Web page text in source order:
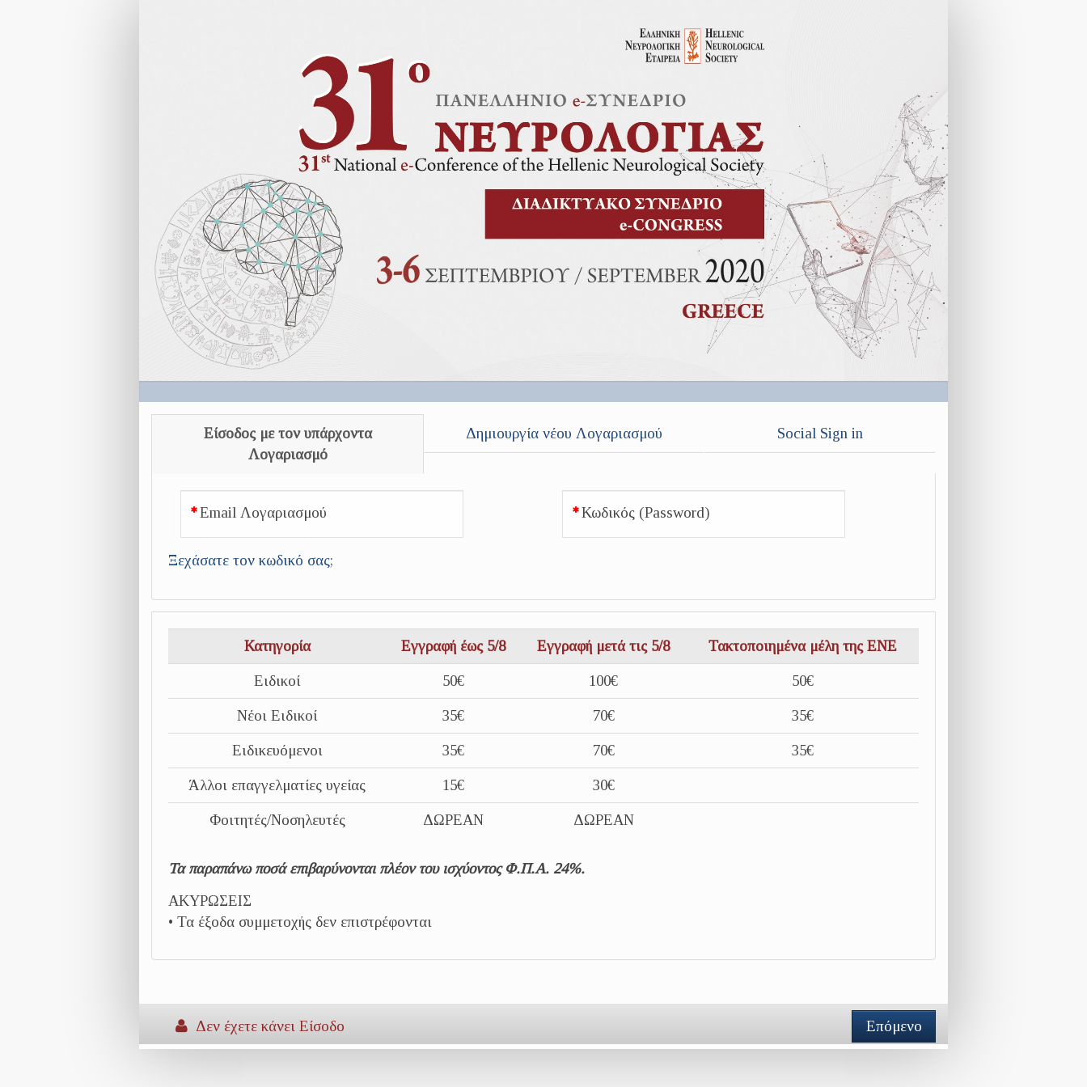
Είσοδος με τον υπάρχοντα
Λογαριασμό
Δημιουργία νέου Λογαριασμού Social Sign in
Email Λογαριασμού Κωδικός (Password)
Ξεχάσατε τον κωδικό σας;
Κατηγορία Εγγραφή έως 5/8 Εγγραφή μετά τις 5/8 Τακτοποιημένα μέλη της ΕΝΕ
Ειδικοί 50€ 100€ 50€
Νέοι Ειδικοί 35€ 70€ 35€
Ειδικευόμενοι 35€ 70€ 35€
Άλλοι επαγγελματίες υγείας 15€ 30€
Φοιτητές/Νοσηλευτές ΔΩΡΕΑΝ ΔΩΡΕΑΝ
Τα παραπάνω ποσά επιβαρύνονται πλέον του ισχύοντος Φ.Π.Α. 24%.
ΑΚΥΡΩΣΕΙΣ
• Τα έξοδα συμμετοχής δεν επιστρέφονται
Δεν έχετε κάνει Είσοδο Επόμενο